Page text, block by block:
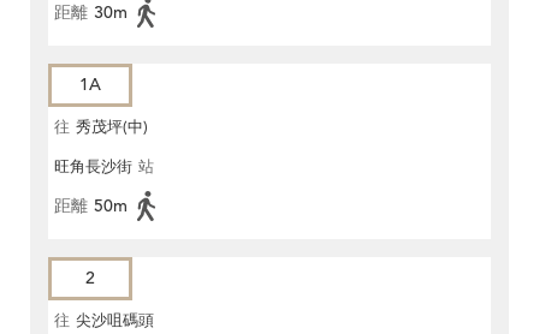
距離 30m
1A
往 秀茂坪(中)
旺角長沙街 站
距離 50m
2
往 尖沙咀碼頭